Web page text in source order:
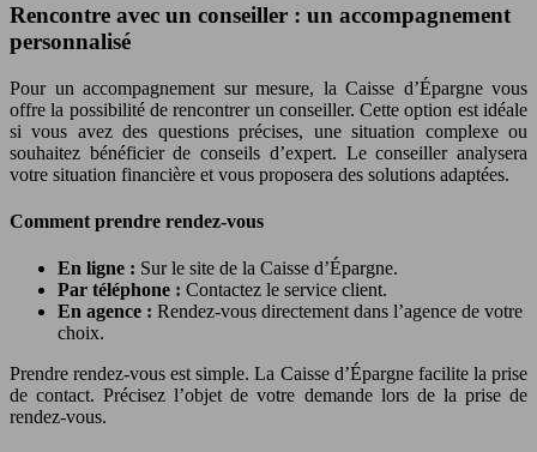
Rencontre avec un conseiller : un accompagnement
personnalisé
Pour un accompagnement sur mesure, la Caisse d’Épargne vous
offre la possibilité de rencontrer un conseiller. Cette option est idéale
si vous avez des questions précises, une situation complexe ou
souhaitez bénéficier de conseils d’expert. Le conseiller analysera
votre situation financière et vous proposera des solutions adaptées.
Comment prendre rendez-vous
En ligne : Sur le site de la Caisse d’Épargne.
Par téléphone : Contactez le service client.
En agence : Rendez-vous directement dans l’agence de votre
choix.
Prendre rendez-vous est simple. La Caisse d’Épargne facilite la prise
de contact. Précisez l’objet de votre demande lors de la prise de
rendez-vous.